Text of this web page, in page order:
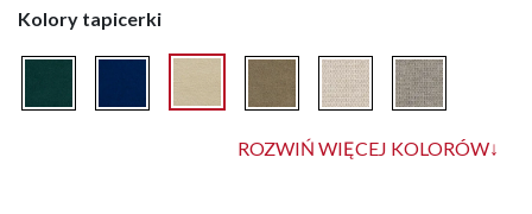
Kolory tapicerki
ROZWIŃ WIĘCEJ KOLORÓW↓